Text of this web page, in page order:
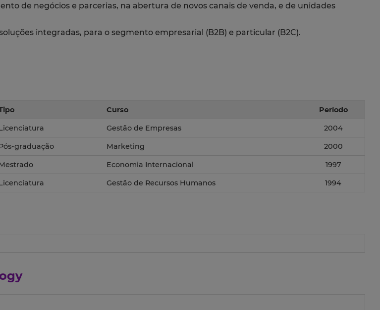
de negócios e parcerias, na abertura de novos canais de venda, e de unidades
integradas, para o segmento empresarial (B2B) e particular (B2C).
Curso Período
Gestão de Empresas 2004
graduação Marketing 2000
Economia Internacional 1997
Gestão de Recursos Humanos 1994